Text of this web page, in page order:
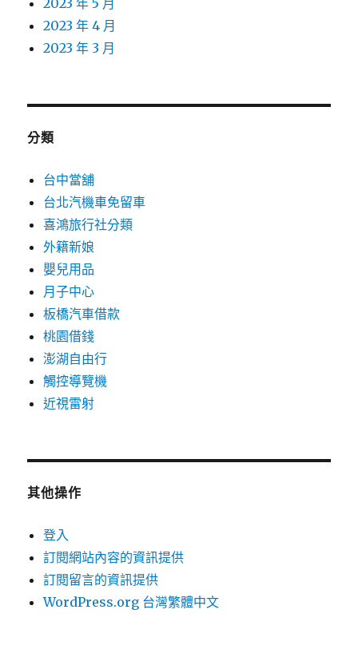
2023 年 5 月
2023 年 4 月
2023 年 3 月
分類
台中當舖
台北汽機車免留車
喜鴻旅行社分類
外籍新娘
嬰兒用品
月子中心
板橋汽車借款
桃園借錢
澎湖自由行
觸控導覽機
近視雷射
其他操作
登入
訂閱網站內容的資訊提供
訂閱留言的資訊提供
WordPress.org 台灣繁體中文